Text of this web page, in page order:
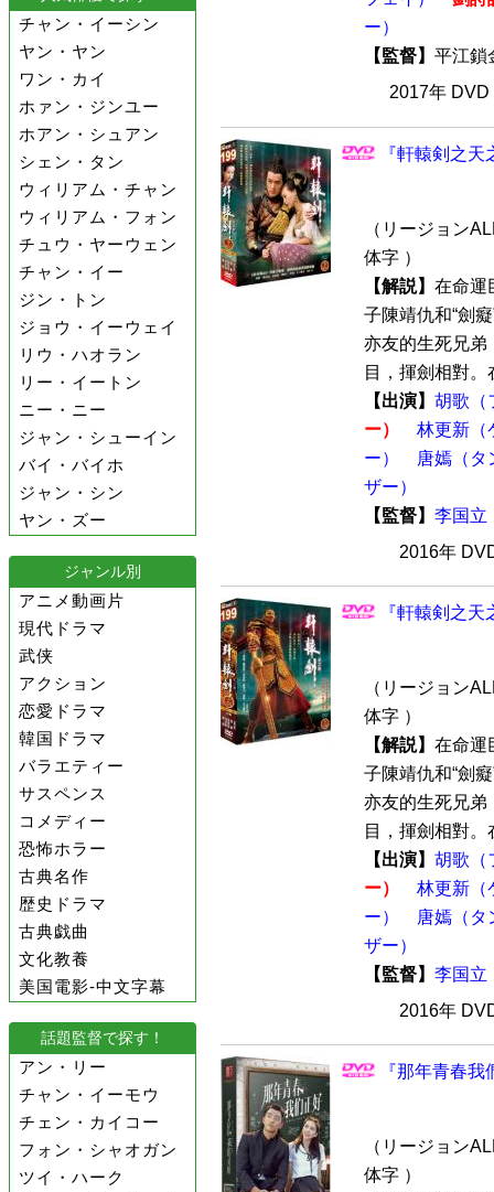
チャン・イーシン
ヤン・ヤン
ワン・カイ
ホァン・ジンユー
ホアン・シュアン
シェン・タン
ウィリアム・チャン
ウィリアム・フォン
チュウ・ヤーウェン
チャン・イー
ジン・トン
ジョウ・イーウェイ
リウ・ハオラン
リー・イートン
ニー・ニー
ジャン・シューイン
バイ・バイホ
ジャン・シン
ヤン・ズー
ジャンル別
アニメ動画片
現代ドラマ
武侠
アクション
恋愛ドラマ
韓国ドラマ
バラエティー
サスペンス
コメディー
恐怖ホラー
古典名作
歴史ドラマ
古典戯曲
文化教養
美国電影-中文字幕
話題監督で探す！
アン・リー
チャン・イーモウ
チェン・カイコー
フォン・シャオガン
ツイ・ハーク
ー）
【監督】 平江
2017年
『軒轅剣之
（リージョン
体字 ）
【解説】 在命運
子陳靖仇和“劍
亦友的生死兄弟
目，揮劍相對
【出演】 胡歌（
ー）
林更新（
ー）
唐嫣（タ
ザー）
【監督】 李国立
2016年
『軒轅剣之
（リージョン
体字 ）
【解説】 在命運
子陳靖仇和“劍
亦友的生死兄弟
目，揮劍相對
【出演】 胡歌（
ー）
林更新（
ー）
唐嫣（タ
ザー）
【監督】 李国立
2016年
『那年青春
（リージョン
体字 ）